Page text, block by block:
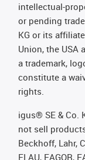
intellectual-
or pending
KG or its
Union, the USA
a trademark,
constitute a
rights.
igus® SE & Co.
not sell
Beckhoff, Lahr,
ELAU, FAGOR,